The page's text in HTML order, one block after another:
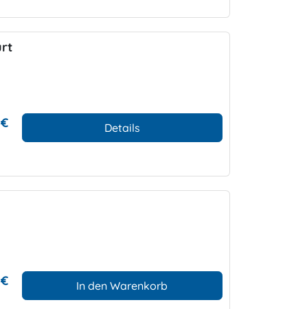
Details
In den Warenkorb